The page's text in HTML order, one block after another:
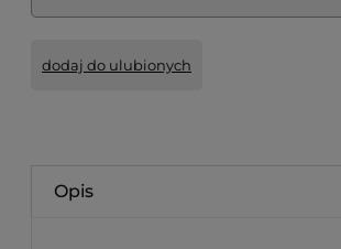
dodaj do ulubionych
Opis